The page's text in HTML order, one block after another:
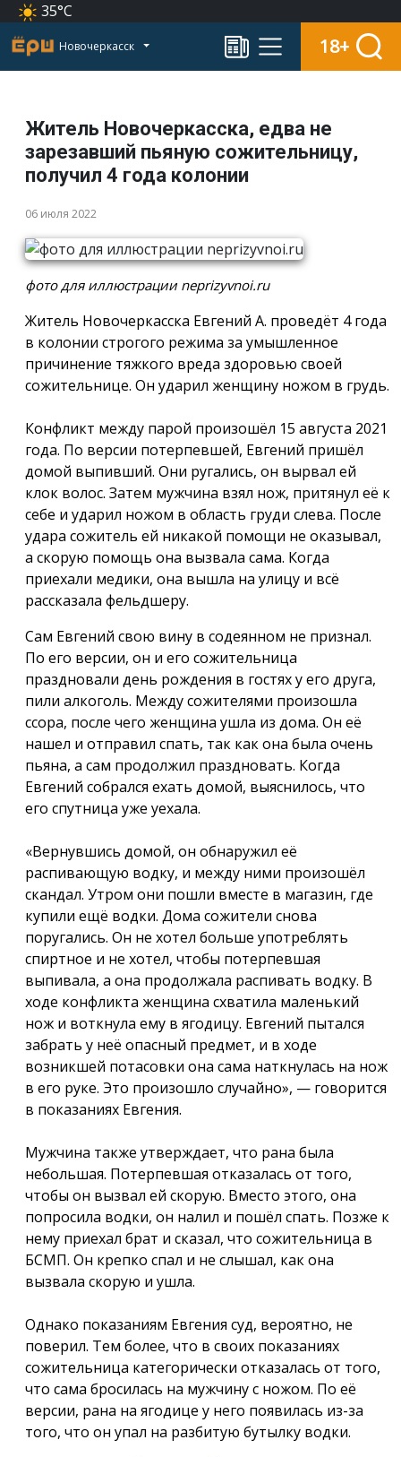
35°C
Новочеркасск 18+
Житель Новочеркасска, едва не
зарезавший пьяную сожительницу,
получил 4 года колонии
06 июля 2022
фото для иллюстрации neprizyvnoi.ru
Житель Новочеркасска Евгений А. проведёт 4 года
в колонии строгого режима за умышленное
причинение тяжкого вреда здоровью своей
сожительнице. Он ударил женщину ножом в грудь.
Конфликт между парой произошёл 15 августа 2021
года. По версии потерпевшей, Евгений пришёл
домой выпивший. Они ругались, он вырвал ей
клок волос. Затем мужчина взял нож, притянул её к
себе и ударил ножом в область груди слева. После
удара сожитель ей никакой помощи не оказывал,
а скорую помощь она вызвала сама. Когда
приехали медики, она вышла на улицу и всё
рассказала фельдшеру.
Сам Евгений свою вину в содеянном не признал.
По его версии, он и его сожительница
праздновали день рождения в гостях у его друга,
пили алкоголь. Между сожителями произошла
ссора, после чего женщина ушла из дома. Он её
нашел и отправил спать, так как она была очень
пьяна, а сам продолжил праздновать. Когда
Евгений собрался ехать домой, выяснилось, что
его спутница уже уехала.
«Вернувшись домой, он обнаружил её
распивающую водку, и между ними произошёл
скандал. Утром они пошли вместе в магазин, где
купили ещё водки. Дома сожители снова
поругались. Он не хотел больше употреблять
спиртное и не хотел, чтобы потерпевшая
выпивала, а она продолжала распивать водку. В
ходе конфликта женщина схватила маленький
нож и воткнула ему в ягодицу. Евгений пытался
забрать у неё опасный предмет, и в ходе
возникшей потасовки она сама наткнулась на нож
в его руке. Это произошло случайно», — говорится
в показаниях Евгения.
Мужчина также утверждает, что рана была
небольшая. Потерпевшая отказалась от того,
чтобы он вызвал ей скорую. Вместо этого, она
попросила водки, он налил и пошёл спать. Позже к
нему приехал брат и сказал, что сожительница в
БСМП. Он крепко спал и не слышал, как она
вызвала скорую и ушла.
Однако показаниям Евгения суд, вероятно, не
поверил. Тем более, что в своих показаниях
сожительница категорически отказалась от того,
что сама бросилась на мужчину с ножом. По её
версии, рана на ягодице у него появилась из-за
того, что он упал на разбитую бутылку водки.